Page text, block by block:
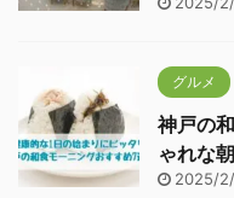
グルメ
神戸の
ゃれな
2025/